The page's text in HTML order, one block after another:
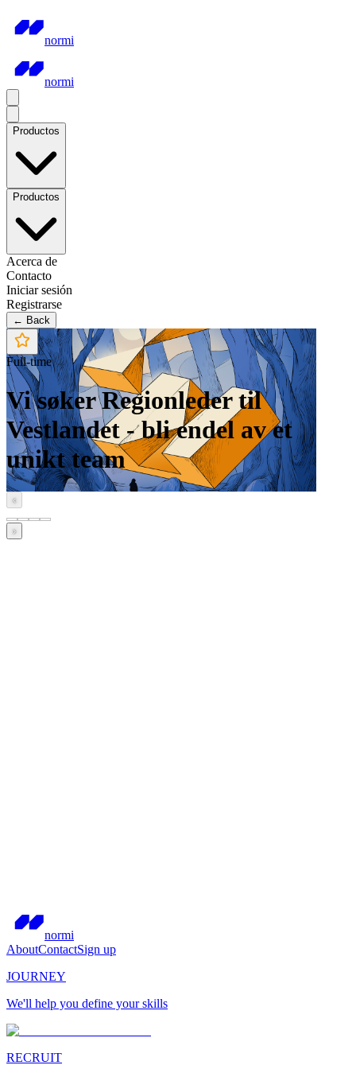
normi
normi
Productos
Productos
Acerca de
Contacto
Iniciar sesión
Registrarse
← Back
Full-time
Vi søker Regionleder til
Vestlandet - bli endel av et
unikt team
‹
›
normi
AboutContactSign up
JOURNEY
We'll help you define your skills
RECRUIT